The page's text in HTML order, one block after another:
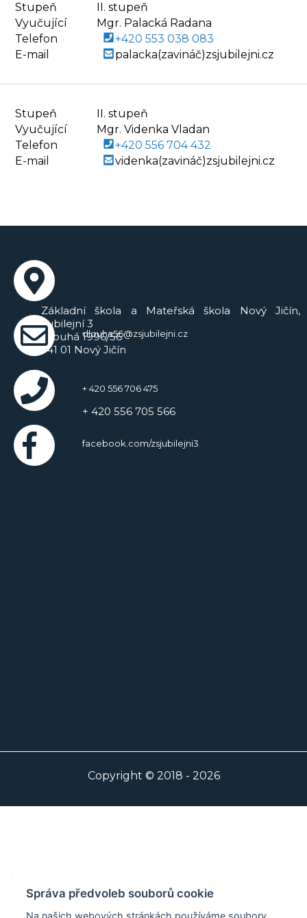
Stupeň
II. stupeň
Vyučující
Mgr. Palacká Radana
Telefon
+420 553 038 083
E-mail
palacka(zavináč)zsjubilejni.cz
Stupeň
II. stupeň
Vyučující
Mgr. Videnka Vladan
Telefon
+420 556 704 432
E-mail
videnka(zavináč)zsjubilejni.cz
Základní škola a Mateřská škola Nový Jičín,
Jubilejní 3
Dlouhá 1996/56
741 01 Nový Jičín
dlouha56@zsjubilejni.cz
+ 420 556 706 475
+ 420 556 705 566
facebook.com/zsjubilejni3
Copyright © 2018 - 2026
Správa předvoleb souborů cookie
Na našich webových stránkách používáme soubory